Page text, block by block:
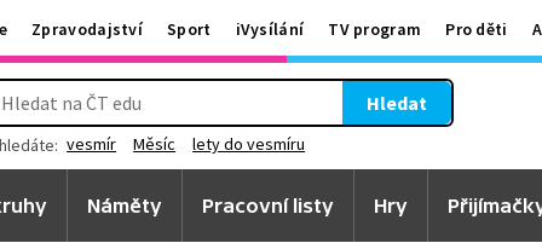
Zpravodajství Sport iVysílání TV program Pro děti
Hledat
vesmír Měsíc lety do vesmíru
Náměty Pracovní listy Hry